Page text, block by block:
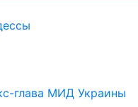
глава МИД Украины